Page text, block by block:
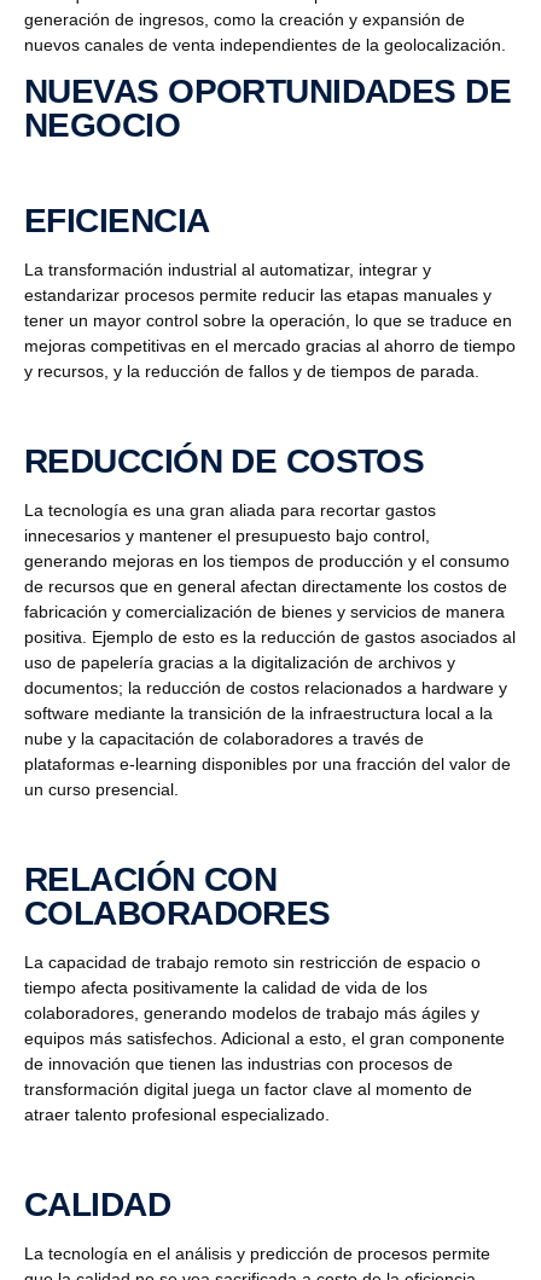
generación de ingresos, como la creación y expansión de
nuevos canales de venta independientes de la geolocalización.
NUEVAS OPORTUNIDADES DE
NEGOCIO
EFICIENCIA
La transformación industrial al automatizar, integrar y
estandarizar procesos permite reducir las etapas manuales y
tener un mayor control sobre la operación, lo que se traduce en
mejoras competitivas en el mercado gracias al ahorro de tiempo
y recursos, y la reducción de fallos y de tiempos de parada.
REDUCCIÓN DE COSTOS
La tecnología es una gran aliada para recortar gastos
innecesarios y mantener el presupuesto bajo control,
generando mejoras en los tiempos de producción y el consumo
de recursos que en general afectan directamente los costos de
fabricación y comercialización de bienes y servicios de manera
positiva. Ejemplo de esto es la reducción de gastos asociados al
uso de papelería gracias a la digitalización de archivos y
documentos; la reducción de costos relacionados a hardware y
software mediante la transición de la infraestructura local a la
nube y la capacitación de colaboradores a través de
plataformas e-learning disponibles por una fracción del valor de
un curso presencial.
RELACIÓN CON
COLABORADORES
La capacidad de trabajo remoto sin restricción de espacio o
tiempo afecta positivamente la calidad de vida de los
colaboradores, generando modelos de trabajo más ágiles y
equipos más satisfechos. Adicional a esto, el gran componente
de innovación que tienen las industrias con procesos de
transformación digital juega un factor clave al momento de
atraer talento profesional especializado.
CALIDAD
La tecnología en el análisis y predicción de procesos permite